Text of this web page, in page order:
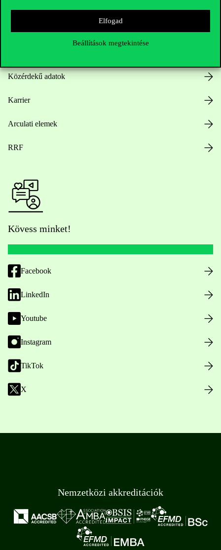
Elfogad
Beállítások megtekintése
Közérdekű adatok
Karrier
Arculati elemek
RRF
Kövess minket!
Facebook
LinkedIn
Youtube
Instagram
TikTok
X
Nemzetközi akkreditációk